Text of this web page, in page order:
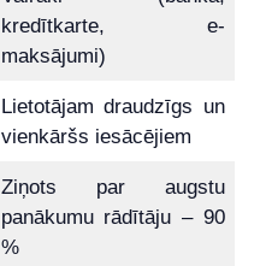
kredītkarte, e-
maksājumi)
Lietotājam draudzīgs un
vienkāršs iesācējiem
Ziņots par augstu
panākumu rādītāju – 90
%